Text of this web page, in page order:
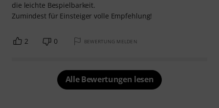
die leichte Bespielbarkeit.
Zumindest für Einsteiger volle Empfehlung!
2 0 BEWERTUNG MELDEN
Alle Bewertungen lesen